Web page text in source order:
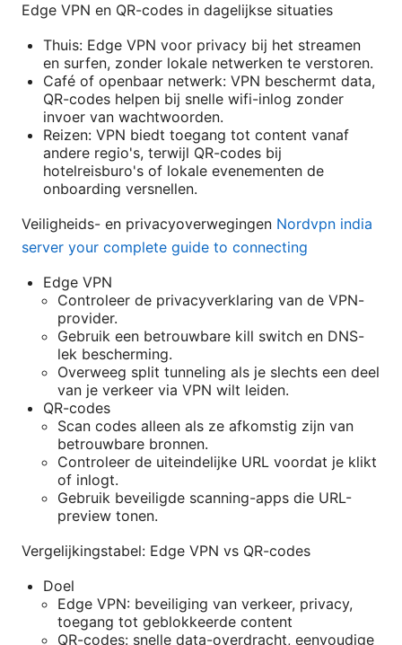
Edge VPN en QR-codes in dagelijkse situaties
Thuis: Edge VPN voor privacy bij het streamen
en surfen, zonder lokale netwerken te verstoren.
Café of openbaar netwerk: VPN beschermt data,
QR-codes helpen bij snelle wifi-inlog zonder
invoer van wachtwoorden.
Reizen: VPN biedt toegang tot content vanaf
andere regio's, terwijl QR-codes bij
hotelreisburo's of lokale evenementen de
onboarding versnellen.
Veiligheids- en privacyoverwegingen Nordvpn india
server your complete guide to connecting
Edge VPN
Controleer de privacyverklaring van de VPN-
provider.
Gebruik een betrouwbare kill switch en DNS-
lek bescherming.
Overweeg split tunneling als je slechts een deel
van je verkeer via VPN wilt leiden.
QR-codes
Scan codes alleen als ze afkomstig zijn van
betrouwbare bronnen.
Controleer de uiteindelijke URL voordat je klikt
of inlogt.
Gebruik beveiligde scanning-apps die URL-
preview tonen.
Vergelijkingstabel: Edge VPN vs QR-codes
Doel
Edge VPN: beveiliging van verkeer, privacy,
toegang tot geblokkeerde content
QR-codes: snelle data-overdracht, eenvoudige